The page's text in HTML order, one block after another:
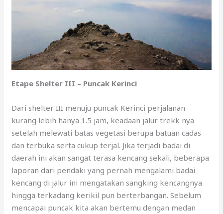
Etape Shelter III – Puncak Kerinci
Dari shelter III menuju puncak Kerinci perjalanan
kurang lebih hanya 1.5 jam, keadaan jalur trekk nya
setelah melewati batas vegetasi berupa batuan cadas
dan terbuka serta cukup terjal. Jika terjadi badai di
daerah ini akan sangat terasa kencang sekali, beberapa
laporan dari pendaki yang pernah mengalami badai
kencang di jalur ini mengatakan sangking kencangnya
hingga terkadang kerikil pun berterbangan. Sebelum
mencapai puncak kita akan bertemu dengan medan